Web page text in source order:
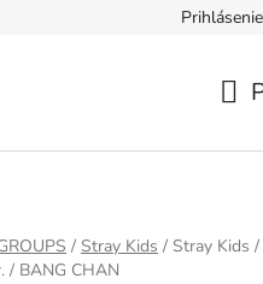
Prihlásenie
/ Stray Kids / Stray Kids
/ BANG CHAN